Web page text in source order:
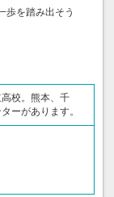
歩を踏み出そう
校。熊本、千
ーがあります。